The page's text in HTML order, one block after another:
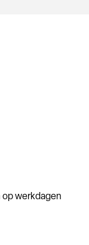
werkdagen